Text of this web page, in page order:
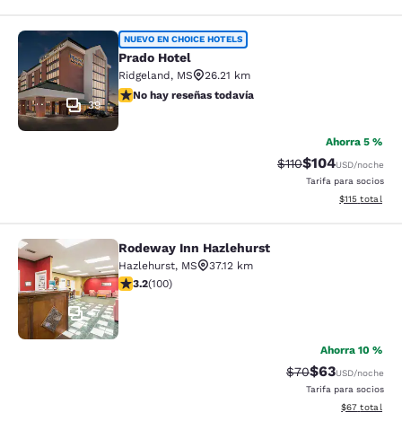
Prado Hotel
39
NUEVO EN CHOICE HOTELS
Prado Hotel
Ridgeland, MS
26.21 km
No hay reseñas todavía
No hay reseñas todavía
Ahorra 5 %
Precio tachado:
$110Precio con
$104USD/noche
Tarifa para socios
Ver detalles
$115 total
Rodeway Inn Hazlehurst
17
Rodeway Inn Hazlehurst
Hazlehurst, MS
37.12 km
calificación de 3.17 estrellas. Bueno. 100 reseñas
3.2(100)
Ahorra 10 %
Precio tachado:
$70Precio con
$63USD/noche
Tarifa para socios
Ver detalles
$67 total